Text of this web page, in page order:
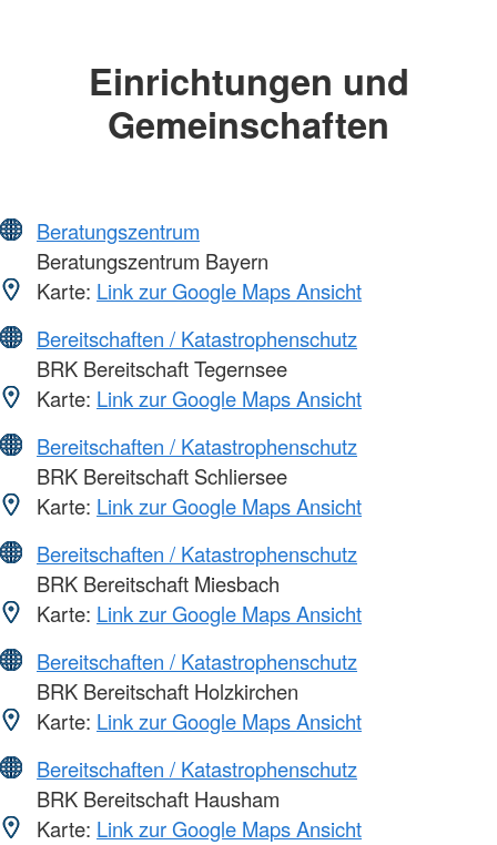
Einrichtungen und
Gemeinschaften
Beratungszentrum
Beratungszentrum Bayern
Karte: Link zur Google Maps Ansicht
Bereitschaften / Katastrophenschutz
BRK Bereitschaft Tegernsee
Karte: Link zur Google Maps Ansicht
Bereitschaften / Katastrophenschutz
BRK Bereitschaft Schliersee
Karte: Link zur Google Maps Ansicht
Bereitschaften / Katastrophenschutz
BRK Bereitschaft Miesbach
Karte: Link zur Google Maps Ansicht
Bereitschaften / Katastrophenschutz
BRK Bereitschaft Holzkirchen
Karte: Link zur Google Maps Ansicht
Bereitschaften / Katastrophenschutz
BRK Bereitschaft Hausham
Karte: Link zur Google Maps Ansicht